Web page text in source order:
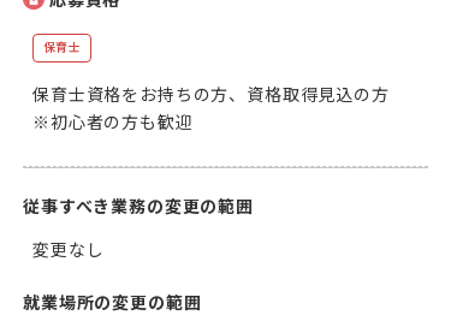
保育士
保育士資格をお持ちの方、資格取得見込の方
※初心者の方も歓迎
従事すべき業務の変更の範囲
変更なし
就業場所の変更の範囲